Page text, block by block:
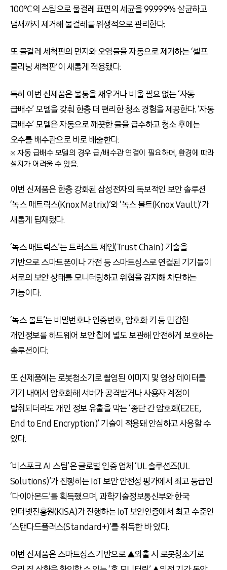
100℃의 스팀으로 물걸레 표면의 세균을 99.999% 살균하고
냄새까지 제거해 물걸레를 위생적으로 관리한다.
또 물걸레 세척판의 먼지와 오염물을 자동으로 제거하는 ‘셀프
클리닝 세척판’이 새롭게 적용됐다.
특히 이번 신제품은 물통을 채우거나 비울 필요 없는 ‘자동
급배수’ 모델을 갖춰 한층 더 편리한 청소 경험을 제공한다. ‘자동
급배수’ 모델은 자동으로 깨끗한 물을 급수하고 청소 후에는
오수를 배수관으로 바로 배출한다.
※ 자동 급배수 모델의 경우 급/배수관 연결이 필요하며, 환경에 따라
설치가 어려울 수 있음.
이번 신제품은 한층 강화된 삼성전자의 독보적인 보안 솔루션
‘녹스 매트릭스(Knox Matrix)’와 ‘녹스 볼트(Knox Vault)’가
새롭게 탑재됐다.
‘녹스 매트릭스’는 트러스트 체인(Trust Chain) 기술을
기반으로 스마트폰이나 가전 등 스마트싱스로 연결된 기기들이
서로의 보안 상태를 모니터링하고 위협을 감지해 차단하는
기능이다.
‘녹스 볼트’는 비밀번호나 인증번호, 암호화 키 등 민감한
개인정보를 하드웨어 보안 칩에 별도 보관해 안전하게 보호하는
솔루션이다.
또 신제품에는 로봇청소기로 촬영된 이미지 및 영상 데이터를
기기 내에서 암호화해 서버가 공격받거나 사용자 계정이
탈취되더라도 개인 정보 유출을 막는 ‘종단 간 암호화(E2EE,
End to End Encryption)’ 기술이 적용돼 안심하고 사용할 수
있다.
‘비스포크 AI 스팀’은 글로벌 인증 업체 ‘UL 솔루션즈(UL
Solutions)’가 진행하는 IoT 보안 안전성 평가에서 최고 등급인
‘다이아몬드’를 획득했으며, 과학기술정보통신부와 한국
인터넷진흥원(KISA)가 진행하는 IoT 보안인증에서 최고 수준인
‘스탠다드플러스(Standard+)’를 취득한 바 있다.
이번 신제품은 스마트싱스 기반으로 ▲외출 시 로봇청소기로